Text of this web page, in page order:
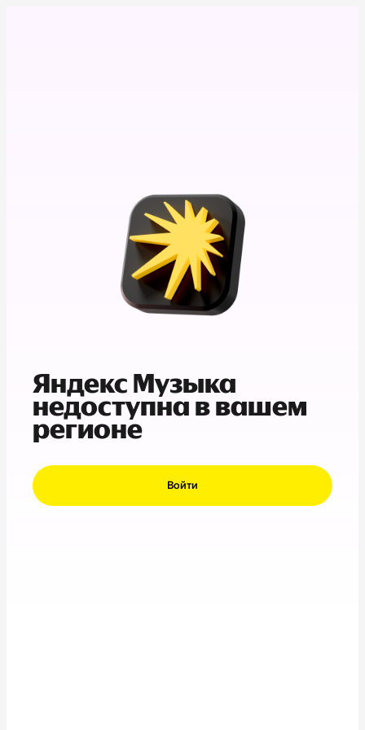
Яндекс Музыка
недоступна в вашем
регионе
Войти